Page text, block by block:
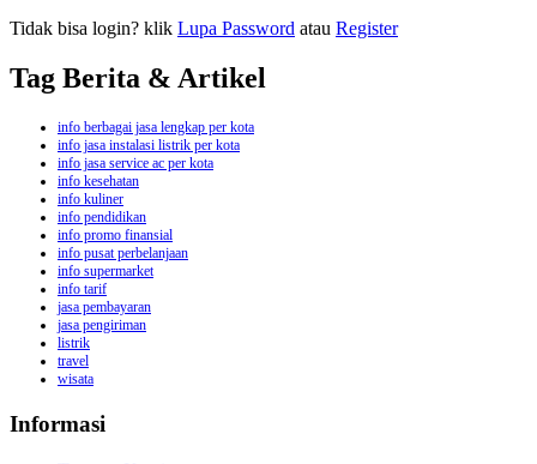
Tidak bisa login? klik Lupa Password atau Register
Tag Berita & Artikel
info berbagai jasa lengkap per kota
info jasa instalasi listrik per kota
info jasa service ac per kota
info kesehatan
info kuliner
info pendidikan
info promo finansial
info pusat perbelanjaan
info supermarket
info tarif
jasa pembayaran
jasa pengiriman
listrik
travel
wisata
Informasi